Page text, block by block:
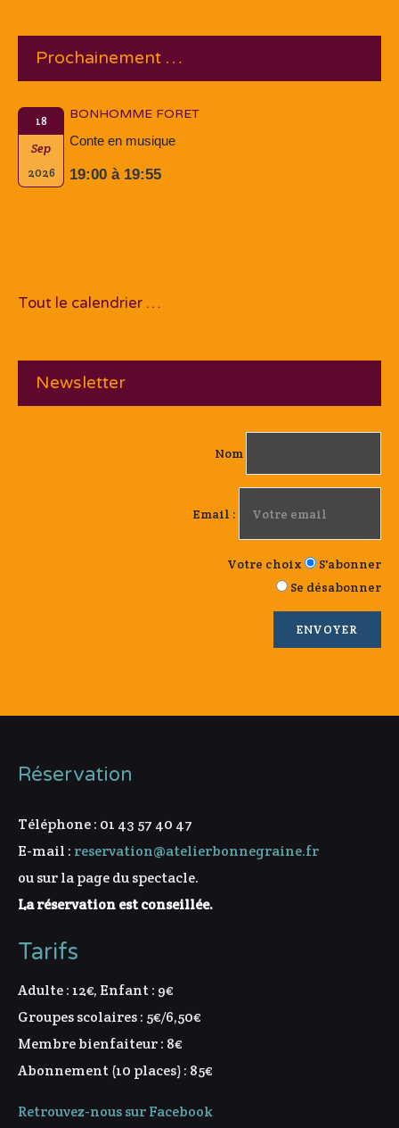
Prochainement …
18
Sep
2026
BONHOMME FORET
Conte en musique
19:00 à 19:55
Tout le calendrier …
Newsletter
Nom
Email :
Votre choix
S'abonner
Se désabonner
Réservation
Téléphone : 01 43 57 40 47
E-mail : reservation@atelierbonnegraine.fr
ou sur la page du spectacle.
La réservation est conseillée.
Tarifs
Adulte : 12€, Enfant : 9€
Groupes scolaires : 5€/6,50€
Membre bienfaiteur : 8€
Abonnement (10 places) : 85€
Retrouvez-nous sur Facebook